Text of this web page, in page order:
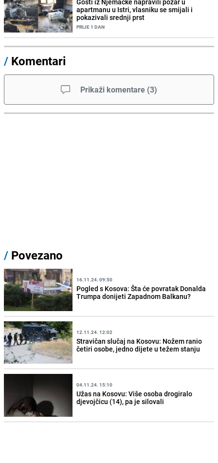
apartmanu u Istri, vlasniku se smijali i
pokazivali srednji prst
PRIJE 1 DAN
/ Komentari
Prikaži komentare (3)
/ Povezano
16.11.24. 09:50
Pogled s Kosova: Šta će povratak Donalda
Trumpa donijeti Zapadnom Balkanu?
12.11.24. 12:02
Stravičan slučaj na Kosovu: Nožem ranio
četiri osobe, jedno dijete u težem stanju
04.11.24. 15:10
Užas na Kosovu: Više osoba drogiralo
djevojčicu (14), pa je silovali